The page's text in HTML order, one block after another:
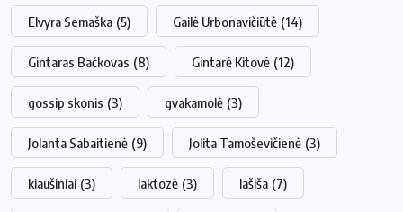
Elvyra Semaška (5) Gailė Urbonavičiūtė (14)
Gintaras Bačkovas (8) Gintarė Kitovė (12)
gossip skonis (3) gvakamolė (3)
Jolanta Sabaitienė (9) Jolita Tamoševičienė (3)
kiaušiniai (3) laktozė (3) lašiša (7)